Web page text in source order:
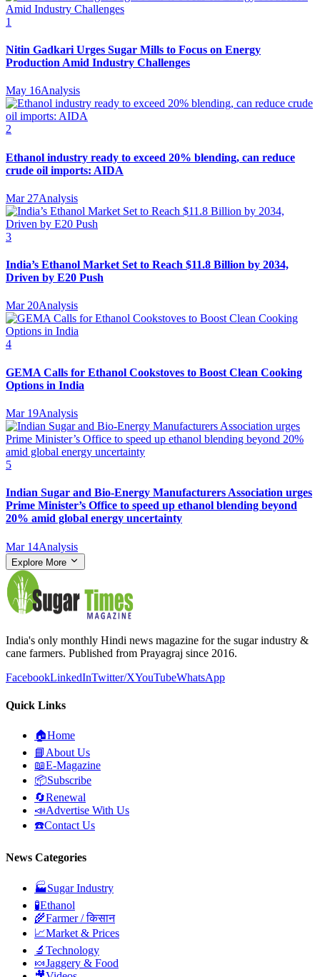
1
Nitin Gadkari Urges Sugar Mills to Focus on Energy
Production Amid Industry Challenges
May 16Analysis
2
Ethanol industry ready to exceed 20% blending, can reduce
crude oil imports: AIDA
Mar 27Analysis
3
India’s Ethanol Market Set to Reach $11.8 Billion by 2034,
Driven by E20 Push
Mar 20Analysis
4
GEMA Calls for Ethanol Cookstoves to Boost Clean Cooking
Options in India
Mar 19Analysis
5
Indian Sugar and Bio‑Energy Manufacturers Association urges
Prime Minister’s Office to speed up ethanol blending beyond
20% amid global energy uncertainty
Mar 14Analysis
Explore More
India's only monthly Hindi news magazine for the sugar industry &
cane farmers. Published from Prayagraj since 2016.
FacebookLinkedInTwitter/XYouTubeWhatsApp
Quick Links
🏠Home
📘 About Us
📖E-Magazine
📦Subscribe
🔄Renewal
📣Advertise With Us
☎️Contact Us
News Categories
🏭Sugar Industry
🧪Ethanol
🌾Farmer / किसान
📈Market & Prices
🔬 Technology
🍬Jaggery & Food